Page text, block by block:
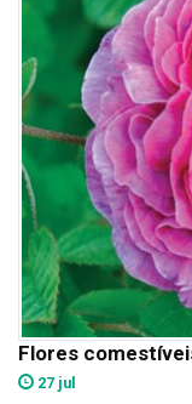
Flores
27 jul